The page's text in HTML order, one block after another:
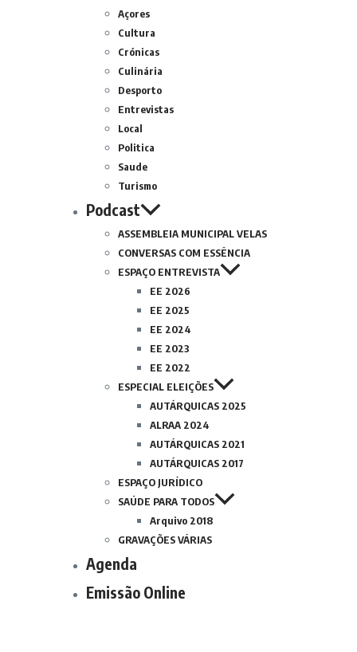
Açores
Cultura
Crónicas
Culinária
Desporto
Entrevistas
Local
Politica
Saude
Turismo
Podcast
ASSEMBLEIA MUNICIPAL VELAS
CONVERSAS COM ESSÊNCIA
ESPAÇO ENTREVISTA
EE 2026
EE 2025
EE 2024
EE 2023
EE 2022
ESPECIAL ELEIÇÕES
AUTÁRQUICAS 2025
ALRAA 2024
AUTÁRQUICAS 2021
AUTÁRQUICAS 2017
ESPAÇO JURÍDICO
SAÚDE PARA TODOS
Arquivo 2018
GRAVAÇÕES VÁRIAS
Agenda
Emissão Online